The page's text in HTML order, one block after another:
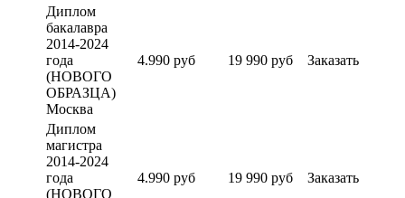
Диплом
бакалавра
2014-2024
года
(НОВОГО
ОБРАЗЦА)
Москва
4.990 руб 19 990 руб Заказать
Диплом
магистра
2014-2024
года
(НОВОГО
4.990 руб 19 990 руб Заказать